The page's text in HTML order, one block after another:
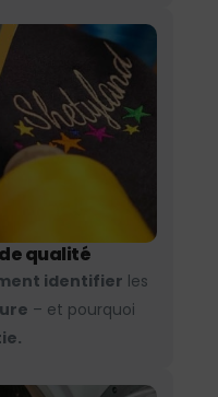
qualité
identifier les
– et pourquoi